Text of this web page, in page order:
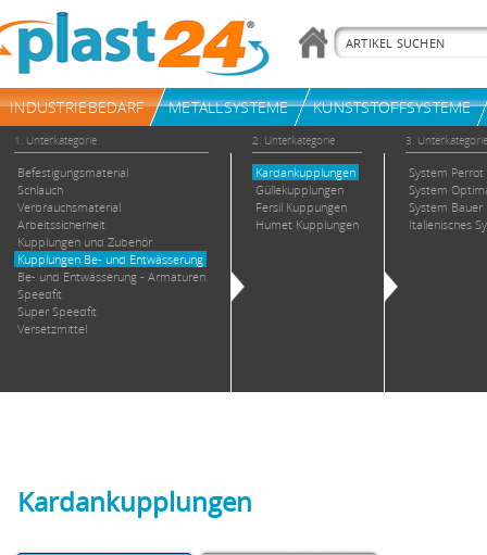
Kardankupplungen